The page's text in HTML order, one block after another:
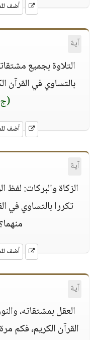
أضف
آية
التلاوة بجميع
بالتساوي في القرآن
أضف
آية
الزكاة والبركات: لفظ
تكررا بالتساوي في
منهما؟
أضف
آية
العقل بمشتقاته،
القرآن الكريم، فكم